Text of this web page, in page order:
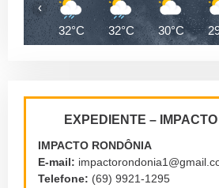
32°C 32°C 30°C
‹
EXPEDIENTE –
IMPACTO RONDÔNIA
E-mail:
Telefone: (69) 9921-1295